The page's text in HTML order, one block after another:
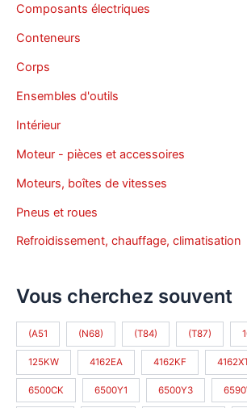
Composants électriques
Conteneurs
Corps
Ensembles d'outils
Intérieur
Moteur - pièces et accessoires
Moteurs, boîtes de vitesses
Pneus et roues
Refroidissement, chauffage, climatisation
Vous cherchez souvent
(A51 (N68) (T84) (T87)
125KW 4162EA 4162KF
6500CK 6500Y1 6500Y3